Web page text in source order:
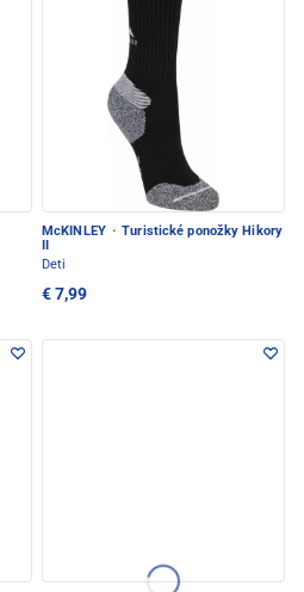
McKINLEY · Turistické ponožky Hikory
II
Deti
€ 7,99